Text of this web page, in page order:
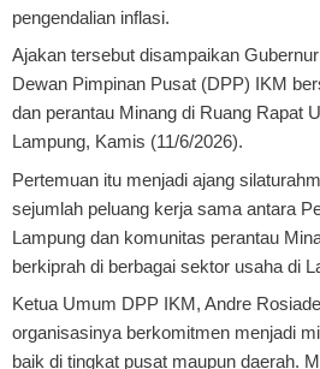
pengendalian inflasi.
Ajakan tersebut disampaikan
Dewan Pimpinan Pusat (DPP) IKM
dan perantau Minang di Ruang Rapat
Lampung, Kamis (11/6/2026).
Pertemuan itu menjadi ajang
sejumlah peluang kerja sama antara
Lampung dan komunitas perantau
berkiprah di berbagai sektor usaha di
Ketua Umum DPP IKM, Andre
organisasinya berkomitmen menjadi
baik di tingkat pusat maupun daerah.